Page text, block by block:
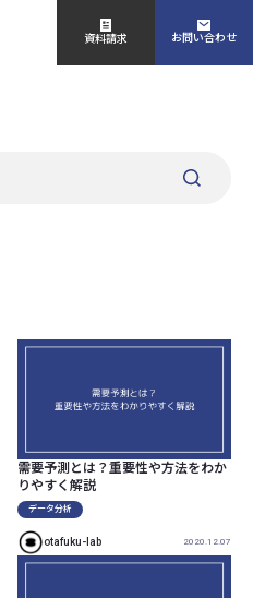
資料請求 お問い合わせ
需要予測とは？重要性や方法をわか
りやすく解説
データ分析
otafuku-lab 2020.12.07